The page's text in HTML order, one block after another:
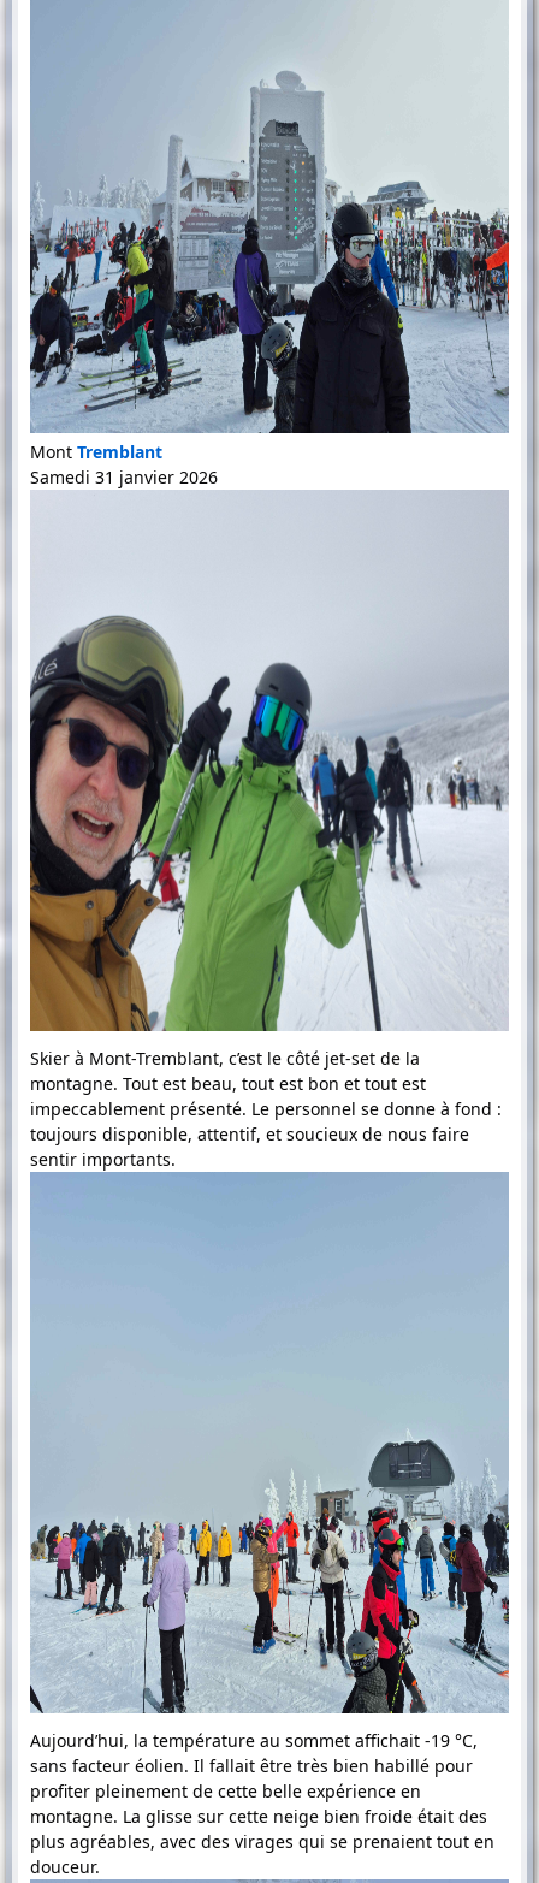
Mont Tremblant
Samedi 31 janvier 2026
Skier à Mont-Tremblant, c’est le côté jet-set de la
montagne. Tout est beau, tout est bon et tout est
impeccablement présenté. Le personnel se donne à fond :
toujours disponible, attentif, et soucieux de nous faire
sentir importants.
Aujourd’hui, la température au sommet affichait -19 °C,
sans facteur éolien. Il fallait être très bien habillé pour
profiter pleinement de cette belle expérience en
montagne. La glisse sur cette neige bien froide était des
plus agréables, avec des virages qui se prenaient tout en
douceur.